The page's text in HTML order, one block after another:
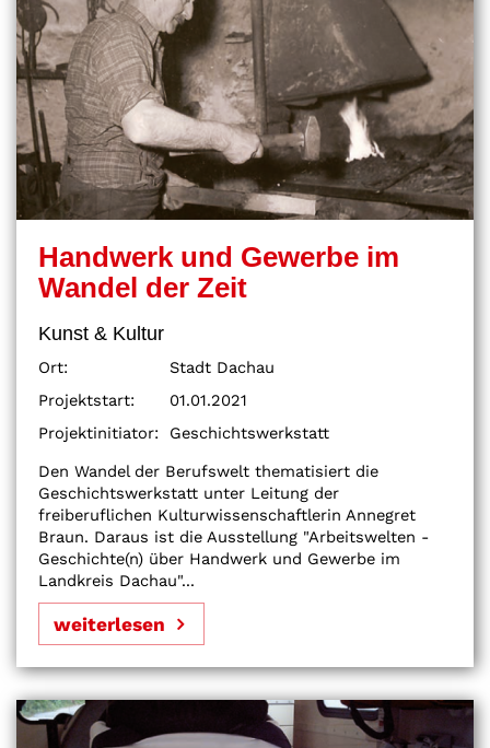
Handwerk und Gewerbe im
Wandel der Zeit
Kunst & Kultur
Ort:
Stadt Dachau
Projektstart:
01.01.2021
Projektinitiator:
Geschichtswerkstatt
Den Wandel der Berufswelt thematisiert die
Geschichtswerkstatt unter Leitung der
freiberuflichen Kulturwissenschaftlerin Annegret
Braun. Daraus ist die Ausstellung "Arbeitswelten -
Geschichte(n) über Handwerk und Gewerbe im
Landkreis Dachau"...
weiterlesen